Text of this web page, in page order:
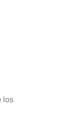
los